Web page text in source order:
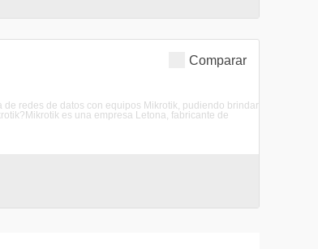
Comparar
redes de datos con equipos Mikrotik, pudiendo brindar
es una empresa Letona, fabricante de